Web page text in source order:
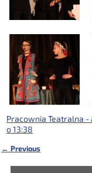
Pracownia Teatralna -
o 13:38
← Previous